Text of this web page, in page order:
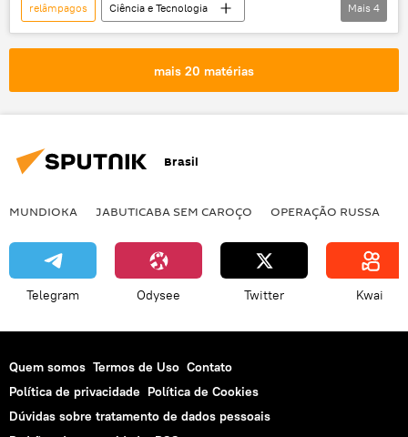
relâmpagos
Ciência e Tecnologia
Sociedade
Notícias
raio
Mais 4
mais 20 matérias
Brasil
MUNDIOKA JABUTICABA SEM CAROÇO OPERAÇÃO RUSSA
Telegram Odysee Twitter Kwai
Quem somos Termos de Uso Contato
Política de privacidade Política de Cookies
Dúvidas sobre tratamento de dados pessoais